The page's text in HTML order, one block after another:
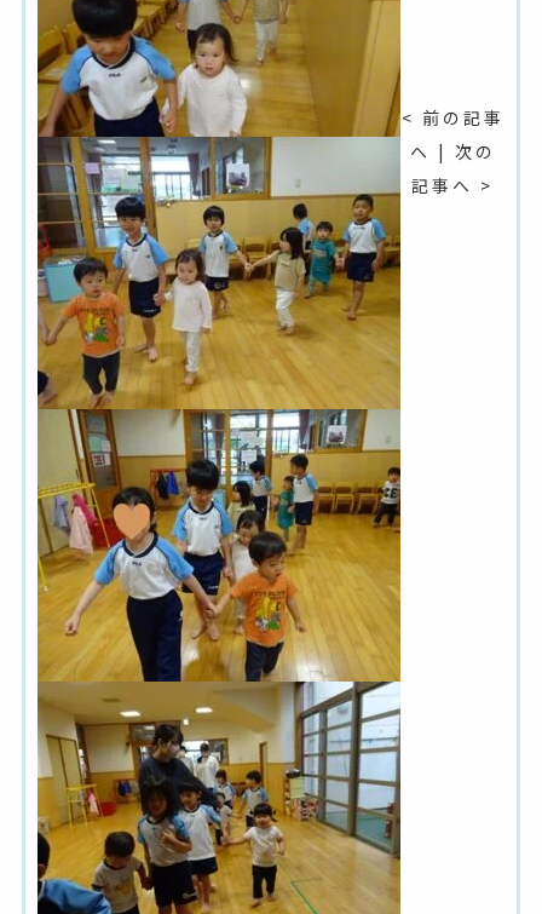
< 前の記事
へ | 次の
記事へ >